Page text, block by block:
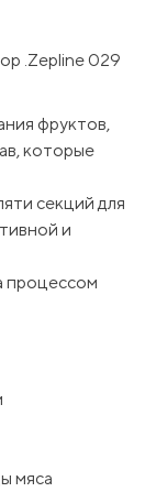
.Zepline 029
фруктов,
которые
секций для
и
процессом
мясa